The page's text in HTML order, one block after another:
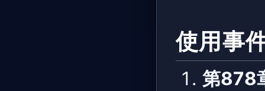
使用事
第878